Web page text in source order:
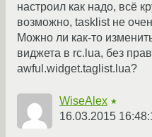
настроил как надо, всё
возможно, tasklist не
Можно ли как-то
виджета в rc.lua, без
awful.widget.taglist.lua?
WiseAlex ★
16.03.2015